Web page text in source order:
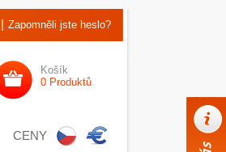
| Zapomněli jste heslo?
Košík
0 Produktů
CENY